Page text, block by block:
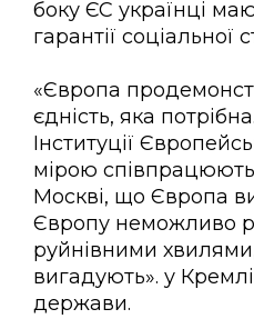
боку ЄС українці
гарантії соціальної
«Європа
єдність, яка
Інституції
мірою
Москві, що Європа
Європу неможливо
руйнівними
вигадують». у
держави.